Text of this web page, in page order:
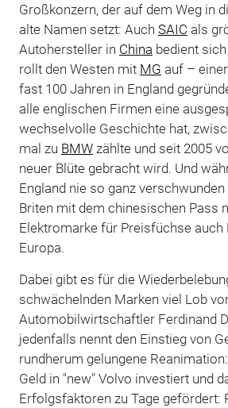
Großkonzern, der auf dem Weg in
alte Namen setzt: Auch SAIC als
Autohersteller in China bedient
rollt den Westen mit MG auf –
fast 100 Jahren in England
alle englischen Firmen eine
wechselvolle Geschichte hat,
mal zu BMWzählte und seit 2005
neuer Blüte gebracht wird. Und
England nie so ganz
Briten mit dem chinesischen Pass
Elektromarke für Preisfüchse auch
Europa.
Dabei gibt es für die
schwächelnden Marken viel Lob
Automobilwirtschaftler Ferdinand
jedenfalls nennt den Einstieg von
rundherum gelungene
Geld in "new" Volvo investiert und
Erfolgsfaktoren zu Tage gefördert: